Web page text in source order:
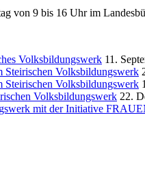
von 9 bis 16 Uhr im
Volksbildungswerk 11.
Steirischen Volksbildungswerk
Steirischen Volksbildungswerk
Volksbildungswerk 22.
mit der Initiative